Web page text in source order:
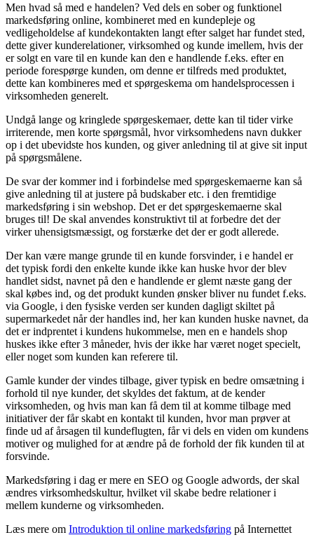
Men hvad så med e handelen? Ved dels en sober og funktionel
markedsføring online, kombineret med en kundepleje og
vedligeholdelse af kundekontakten langt efter salget har fundet sted,
dette giver kunderelationer, virksomhed og kunde imellem, hvis der
er solgt en vare til en kunde kan den e handlende f.eks. efter en
periode forespørge kunden, om denne er tilfreds med produktet,
dette kan kombineres med et spørgeskema om handelsprocessen i
virksomheden generelt.
Undgå lange og kringlede spørgeskemaer, dette kan til tider virke
irriterende, men korte spørgsmål, hvor virksomhedens navn dukker
op i det ubevidste hos kunden, og giver anledning til at give sit input
på spørgsmålene.
De svar der kommer ind i forbindelse med spørgeskemaerne kan så
give anledning til at justere på budskaber etc. i den fremtidige
markedsføring i sin webshop. Det er det spørgeskemaerne skal
bruges til! De skal anvendes konstruktivt til at forbedre det der
virker uhensigtsmæssigt, og forstærke det der er godt allerede.
Der kan være mange grunde til en kunde forsvinder, i e handel er
det typisk fordi den enkelte kunde ikke kan huske hvor der blev
handlet sidst, navnet på den e handlende er glemt næste gang der
skal købes ind, og det produkt kunden ønsker bliver nu fundet f.eks.
via Google, i den fysiske verden ser kunden dagligt skiltet på
supermarkedet når der handles ind, her kan kunden huske navnet, da
det er indprentet i kundens hukommelse, men en e handels shop
huskes ikke efter 3 måneder, hvis der ikke har været noget specielt,
eller noget som kunden kan referere til.
Gamle kunder der vindes tilbage, giver typisk en bedre omsætning i
forhold til nye kunder, det skyldes det faktum, at de kender
virksomheden, og hvis man kan få dem til at komme tilbage med
initiativer der får skabt en kontakt til kunden, hvor man prøver at
finde ud af årsagen til kundeflugten, får vi dels en viden om kundens
motiver og mulighed for at ændre på de forhold der fik kunden til at
forsvinde.
Markedsføring i dag er mere en SEO og Google adwords, der skal
ændres virksomhedskultur, hvilket vil skabe bedre relationer i
mellem kunderne og virksomheden.
Læs mere om Introduktion til online markedsføring på Internettet